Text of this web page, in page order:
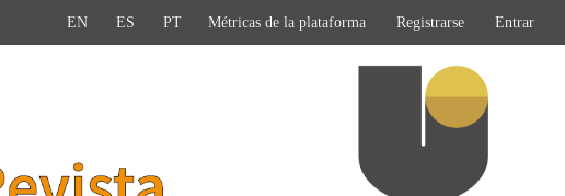
EN ES PT Métricas de la plataforma Registrarse Entrar